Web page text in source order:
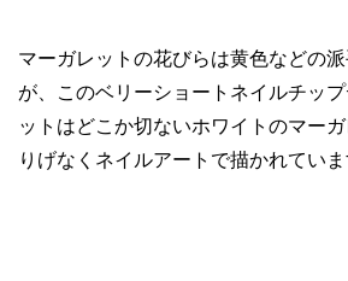
マーガレットの花びらは黄色などの
が、このベリーショートネイルチッ
ットはどこか切ないホワイトのマー
りげなくネイルアートで描かれていま